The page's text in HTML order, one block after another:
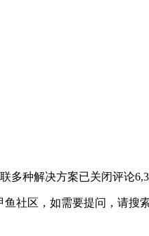
多种解决方案已关闭评论
社区，如需要提问，请搜